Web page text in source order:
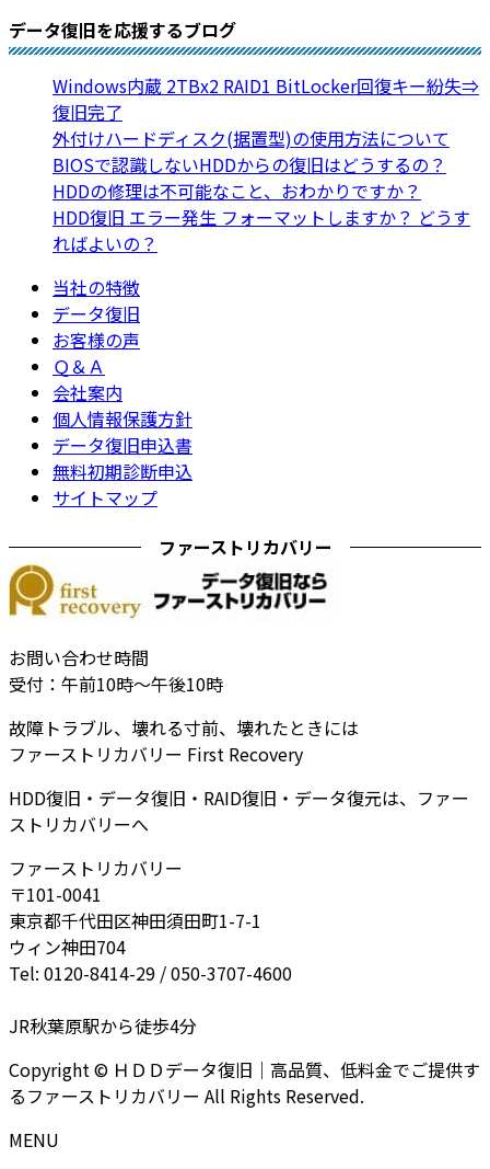
データ復旧を応援するブログ
Windows内蔵 2TBx2 RAID1 BitLocker回復キー紛失⇒
復旧完了
外付けハードディスク(据置型)の使用方法について
BIOSで認識しないHDDからの復旧はどうするの？
HDDの修理は不可能なこと、おわかりですか？
HDD復旧 エラー発生 フォーマットしますか？ どうす
ればよいの？
当社の特徴
データ復旧
お客様の声
Ｑ＆Ａ
会社案内
個人情報保護方針
データ復旧申込書
無料初期診断申込
サイトマップ
ファーストリカバリー
お問い合わせ時間
受付：午前10時～午後10時
故障トラブル、壊れる寸前、壊れたときには
ファーストリカバリー First Recovery
HDD復旧・データ復旧・RAID復旧・データ復元は、ファー
ストリカバリーへ
ファーストリカバリー
〒101-0041
東京都千代田区神田須田町1-7-1
ウィン神田704
Tel: 0120-8414-29 / 050-3707-4600
JR秋葉原駅から徒歩4分
Copyright © ＨＤＤデータ復旧｜高品質、低料金でご提供す
るファーストリカバリー All Rights Reserved.
MENU